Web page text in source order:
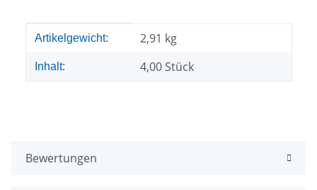
Produkteigenschaft
Wert
Artikelgewicht: 2,91 kg
Inhalt: 4,00 Stück
Bewertungen